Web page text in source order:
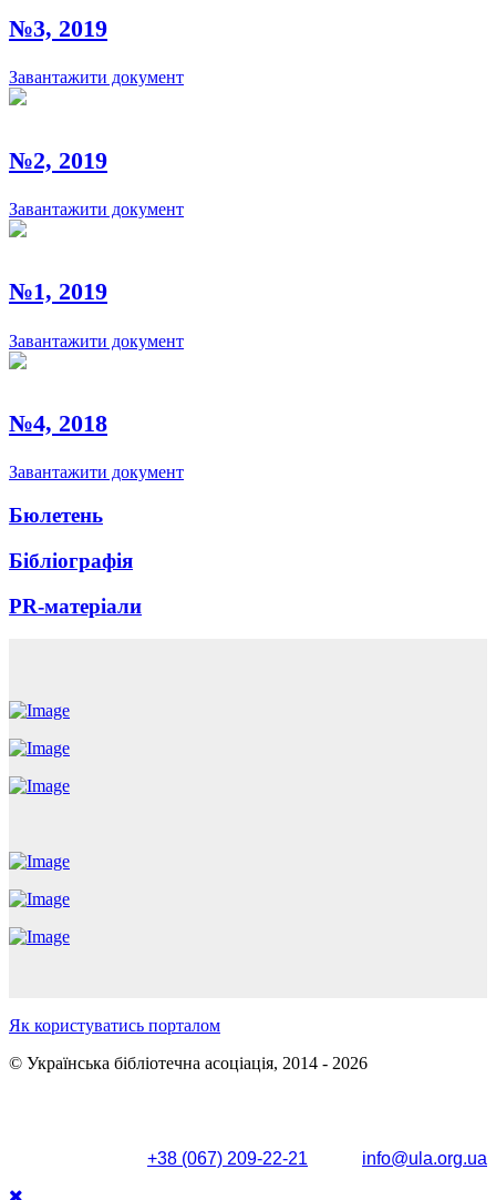
№3, 2019
Завантажити документ
№2, 2019
Завантажити документ
№1, 2019
Завантажити документ
№4, 2018
Завантажити документ
Бюлетень
Бібліографія
PR-матеріали
Як користуватись порталом
© Українська бібліотечна асоціація, 2014 - 2026
+38 (067) 209-22-21
info@ula.org.ua